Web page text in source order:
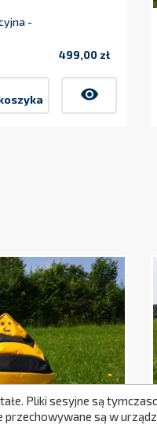
-
499,00 zł
visibility
Pliki sesyjne są
są w